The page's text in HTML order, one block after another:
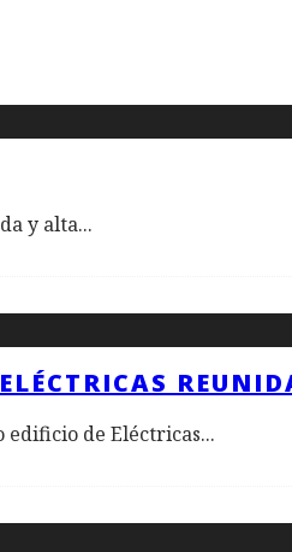
y alta...
edificio de Eléctricas...